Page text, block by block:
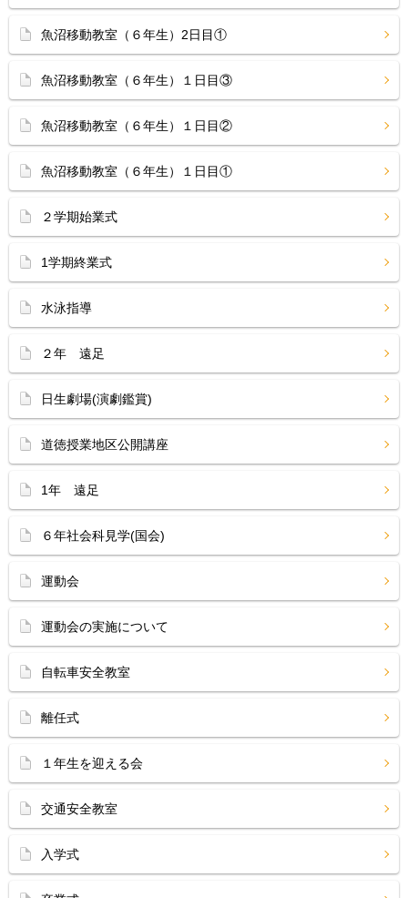
魚沼移動教室（６年生）2日目①
魚沼移動教室（６年生）１日目③
魚沼移動教室（６年生）１日目②
魚沼移動教室（６年生）１日目①
２学期始業式
1学期終業式
水泳指導
２年 遠足
日生劇場(演劇鑑賞)
道徳授業地区公開講座
1年 遠足
６年社会科見学(国会)
運動会
運動会の実施について
自転車安全教室
離任式
１年生を迎える会
交通安全教室
入学式